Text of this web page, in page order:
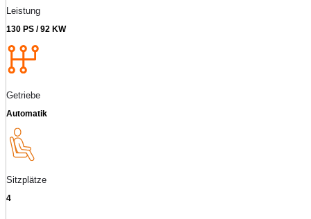
Leistung
130 PS / 92 KW
Getriebe
Automatik
Sitzplätze
4